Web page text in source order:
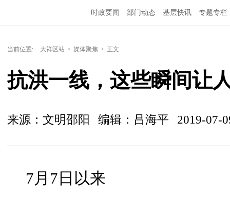
时政要闻 部门动态 基层快讯 专题专栏
当前位置: 大祥区站 > 媒体聚焦 > 正文
抗洪一线，这些瞬间让
来源：文明邵阳 编辑：吕海平 2019-07-
7月7日以来